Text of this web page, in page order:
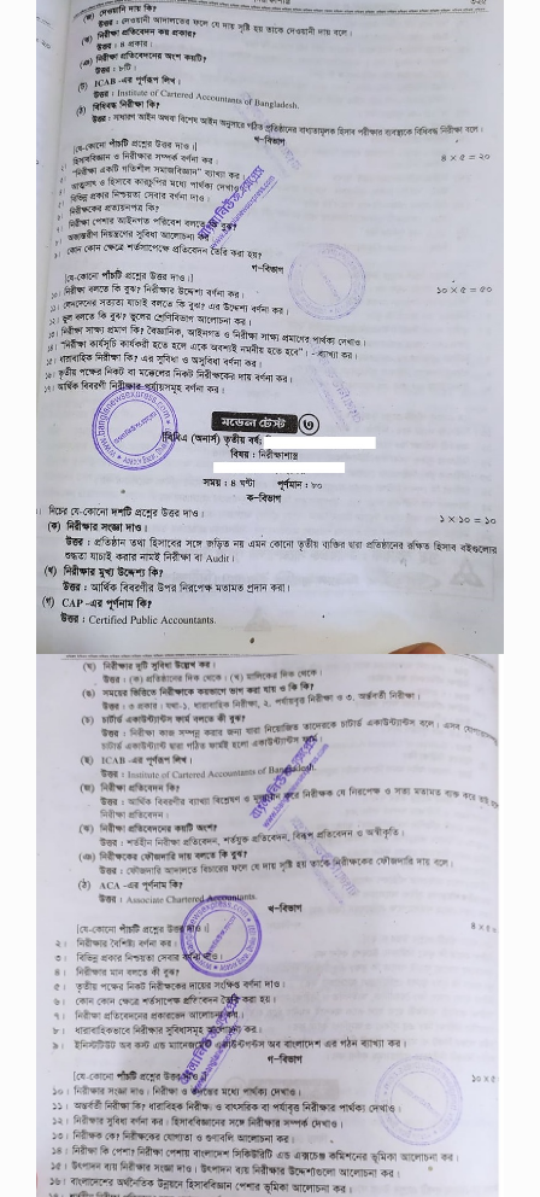
শা
স
র
২
১
বি
:
জে
যে